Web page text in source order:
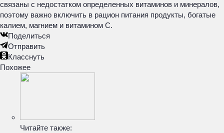
связаны с недостатком определенных витаминов и минералов,
поэтому важно включить в рацион питания продукты, богатые
калием, магнием и витамином С.
Поделиться
Отправить
Класснуть
Похожее
Читайте также: